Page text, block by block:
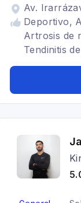
Av.
Deportivo,
Artrosis de
Tendinitis